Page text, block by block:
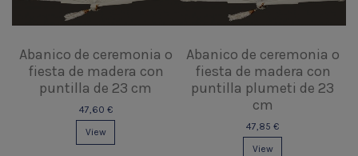
Abanico de ceremonia o
fiesta de madera con
puntilla de 23 cm
47,60 €
View
Abanico de ceremonia o
fiesta de madera con
puntilla plumeti de 23
cm
47,85 €
View